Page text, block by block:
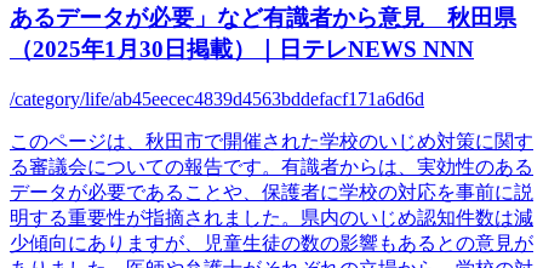
あるデータが必要」など有識者から意見 秋田県
（2025年1月30日掲載）｜日テレNEWS NNN
/category/life/ab45eecec4839d4563bddefacf171a6d6d
このページは、秋田市で開催された学校のいじめ対策に関す
る審議会についての報告です。有識者からは、実効性のある
データが必要であることや、保護者に学校の対応を事前に説
明する重要性が指摘されました。県内のいじめ認知件数は減
少傾向にありますが、児童生徒の数の影響もあるとの意見が